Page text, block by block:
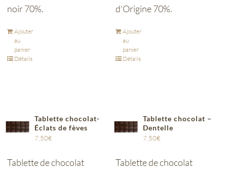
noir 70%.
Ajouter
au
panier
Détails
d'Origine 70%.
Ajouter
au
panier
Détails
Tablette chocolat-
Éclats de fèves
7,50€
Tablette de chocolat
Tablette chocolat –
Dentelle
7,50€
Tablette de chocolat